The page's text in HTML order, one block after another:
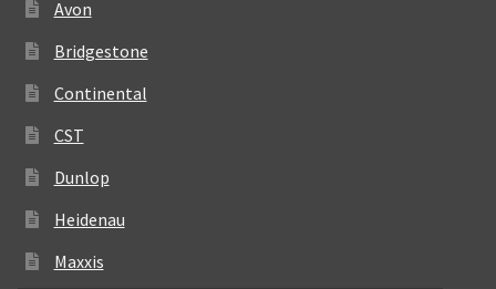
Avon
Bridgestone
Continental
CST
Dunlop
Heidenau
Maxxis